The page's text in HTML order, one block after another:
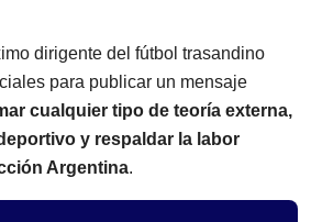
dirigente del fútbol trasandino
para publicar un mensaje
cualquier tipo de teoría externa,
y respaldar la labor
Argentina.